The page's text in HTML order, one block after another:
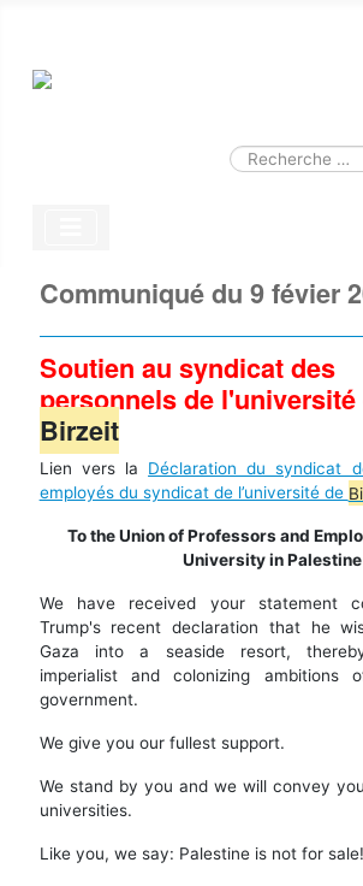
Valider
Communiqué du 9 févier
Soutien au syndicat des
personnels de l'université
Birzeit
Lien vers la Déclaration du syndicat
employés du syndicat de l’université de
To the Union of Professors and
University in Palestine
We have received your statement
Trump's recent declaration that he
Gaza into a seaside resort,
imperialist and colonizing ambitions
government.
We give you our fullest support.
We stand by you and we will convey
universities.
Like you, we say: Palestine is not for sale!